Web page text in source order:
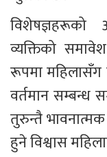
व्यक्तिको
रूपमा
वर्तमान सम्बन्ध
तुरुन्तै भावनात्मक
हुने विश्वास